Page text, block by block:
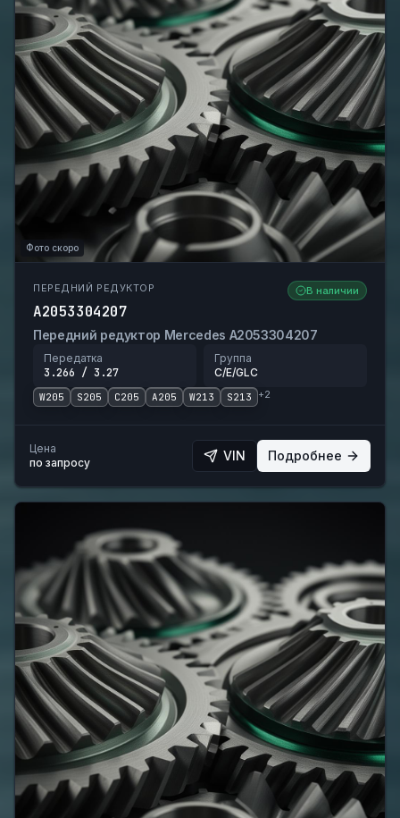
Фото скоро
ПЕРЕДНИЙ РЕДУКТОР В наличии
A2053304207
Передний редуктор Mercedes A2053304207
Передатка
3.266 / 3.27
Группа
C/E/GLC
W205 S205 C205 A205 W213 S213 +2
Цена
по запросу
VIN Подробнее